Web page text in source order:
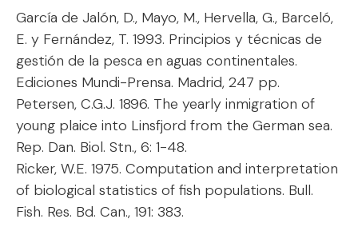
García de Jalón, D., Mayo, M., Hervella, G., Barceló,
E. y Fernández, T. 1993. Principios y técnicas de
gestión de la pesca en aguas continentales.
Ediciones Mundi-Prensa. Madrid, 247 pp.
Petersen, C.G.J. 1896. The yearly inmigration of
young plaice into Linsfjord from the German sea.
Rep. Dan. Biol. Stn., 6: 1-48.
Ricker, W.E. 1975. Computation and interpretation
of biological statistics of fish populations. Bull.
Fish. Res. Bd. Can., 191: 383.